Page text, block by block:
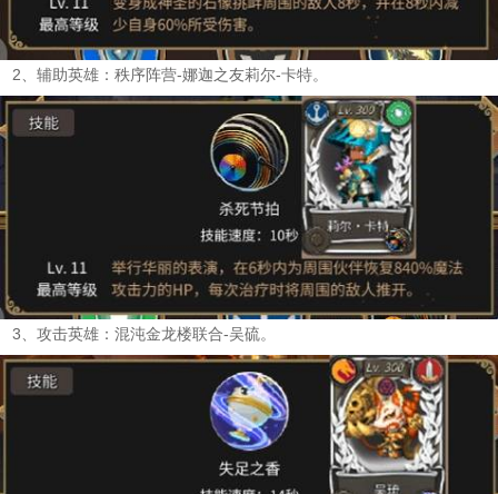
2、辅助英雄：秩序阵营-娜迦之友莉尔-卡特。
3、攻击英雄：混沌金龙楼联合-吴硫。